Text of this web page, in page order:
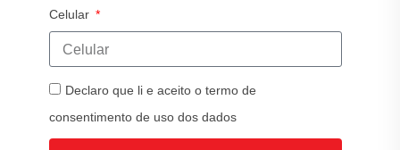
Celular
Declaro que li e aceito o termo de
consentimento de uso dos dados